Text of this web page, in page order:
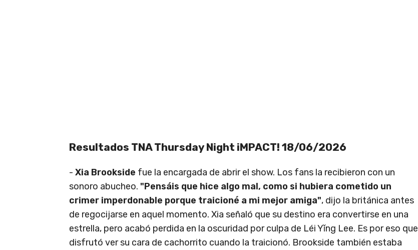
Resultados TNA Thursday Night iMPACT! 18/06/2026
- Xia Brookside fue la encargada de abrir el show. Los fans la recibieron con un
sonoro abucheo. "Pensáis que hice algo mal, como si hubiera cometido un
crimer imperdonable porque traicioné a mi mejor amiga", dijo la británica antes
de regocijarse en aquel momento. Xia señaló que su destino era convertirse en una
estrella, pero acabó perdida en la oscuridad por culpa de Léi Yǐng Lee. Es por eso que
disfrutó ver su cara de cachorrito cuando la traicionó. Brookside también estaba